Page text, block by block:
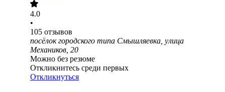
4.0
•
105 отзывов
посёлок городского типа Смышляевка, улица
Механиков, 20
Можно без резюме
Откликнитесь среди первых
Откликнуться